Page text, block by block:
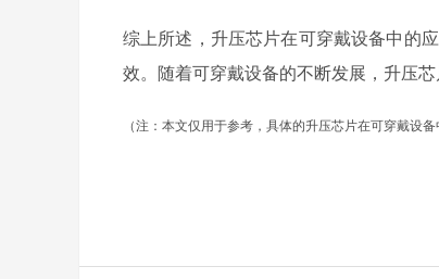
综上所述，升压芯片在可穿戴设备中的
效。随着可穿戴设备的不断发展，升压
（注：本文仅用于参考，具体的升压芯片在可穿戴设